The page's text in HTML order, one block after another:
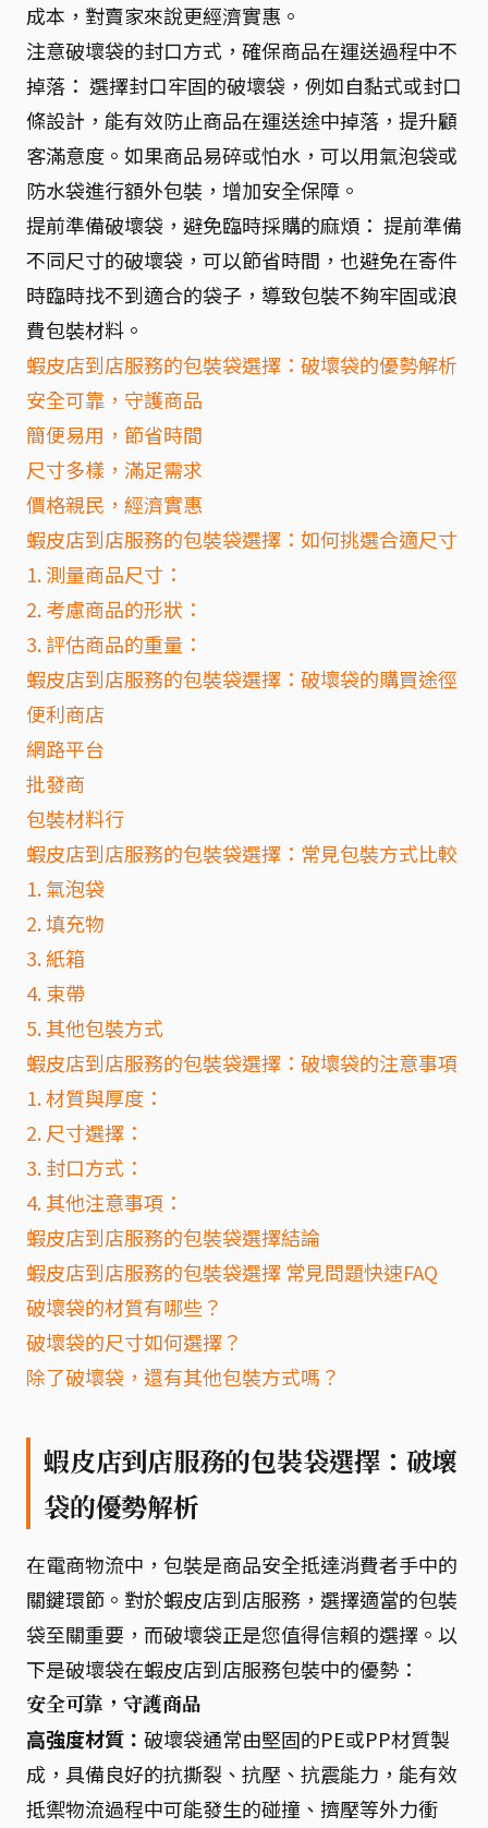
成本，對賣家來說更經濟實惠。
注意破壞袋的封口方式，確保商品在運送過程中不
掉落： 選擇封口牢固的破壞袋，例如自黏式或封口
條設計，能有效防止商品在運送途中掉落，提升顧
客滿意度。如果商品易碎或怕水，可以用氣泡袋或
防水袋進行額外包裝，增加安全保障。
提前準備破壞袋，避免臨時採購的麻煩： 提前準備
不同尺寸的破壞袋，可以節省時間，也避免在寄件
時臨時找不到適合的袋子，導致包裝不夠牢固或浪
費包裝材料。
蝦皮店到店服務的包裝袋選擇：破壞袋的優勢解析
安全可靠，守護商品
簡便易用，節省時間
尺寸多樣，滿足需求
價格親民，經濟實惠
蝦皮店到店服務的包裝袋選擇：如何挑選合適尺寸
1. 測量商品尺寸：
2. 考慮商品的形狀：
3. 評估商品的重量：
蝦皮店到店服務的包裝袋選擇：破壞袋的購買途徑
便利商店
網路平台
批發商
包裝材料行
蝦皮店到店服務的包裝袋選擇：常見包裝方式比較
1. 氣泡袋
2. 填充物
3. 紙箱
4. 束帶
5. 其他包裝方式
蝦皮店到店服務的包裝袋選擇：破壞袋的注意事項
1. 材質與厚度：
2. 尺寸選擇：
3. 封口方式：
4. 其他注意事項：
蝦皮店到店服務的包裝袋選擇結論
蝦皮店到店服務的包裝袋選擇 常見問題快速FAQ
破壞袋的材質有哪些？
破壞袋的尺寸如何選擇？
除了破壞袋，還有其他包裝方式嗎？
蝦皮店到店服務的包裝袋選擇：破壞
袋的優勢解析
在電商物流中，包裝是商品安全抵達消費者手中的
關鍵環節。對於蝦皮店到店服務，選擇適當的包裝
袋至關重要，而破壞袋正是您值得信賴的選擇。以
下是破壞袋在蝦皮店到店服務包裝中的優勢：
安全可靠，守護商品
高強度材質： 破壞袋通常由堅固的PE或PP材質製
成，具備良好的抗撕裂、抗壓、抗震能力，能有效
抵禦物流過程中可能發生的碰撞、擠壓等外力衝